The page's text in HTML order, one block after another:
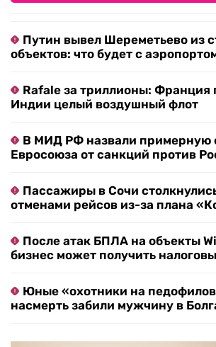
Путин вывел Шереметьево из
объектов: что будет с
Rafale за триллионы: Франция
Индии целый воздушный флот
В МИД РФ назвали примерную
Евросоюза от санкций против
Пассажиры в Сочи
отменами рейсов из-за плана
После атак БПЛА на объекты
бизнес может получить
Юные «охотники на
насмерть забили мужчину в